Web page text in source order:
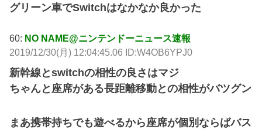
グリーン車でSwitchはなかなか良かった
60: NO NAME@ニンテンドーニュース速報
2019/12/30(月) 12:04:45.06 ID:W4OB6YPJ0
新幹線とswitchの相性の良さはマジ
ちゃんと座席がある長距離移動との相性がバツグン
まあ携帯持ちでも遊べるから座席が個別ならばバス